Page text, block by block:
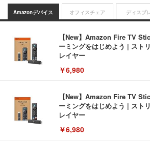
Amazonデバイス
【New】Amazon Fire TV
ーミングをはじめよう | スト
レイヤー
￥6,980
【New】Amazon Fire TV
ーミングをはじめよう | スト
レイヤー
￥6,980
オフィスチェア ディスプ